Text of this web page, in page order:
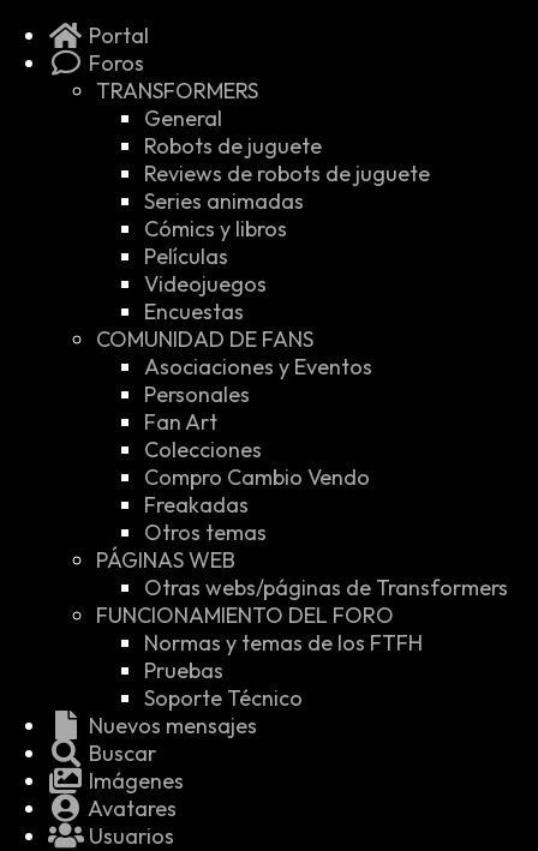
Portal
Foros
TRANSFORMERS
General
Robots de juguete
Reviews de robots de juguete
Series animadas
Cómics y libros
Películas
Videojuegos
Encuestas
COMUNIDAD DE FANS
Asociaciones y Eventos
Personales
Fan Art
Colecciones
Compro Cambio Vendo
Freakadas
Otros temas
PÁGINAS WEB
Otras webs/páginas de Transformers
FUNCIONAMIENTO DEL FORO
Normas y temas de los FTFH
Pruebas
Soporte Técnico
Nuevos mensajes
Buscar
Imágenes
Avatares
Usuarios